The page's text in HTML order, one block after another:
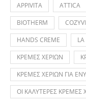
APPIVITA ATTICA
BIOTHERM
HANDS CREME
ΚΡΕΜΕΣ ΧΕΡΙΩΝ
ΚΡΕΜΕΣ ΧΕΡΙΩΝ ΓΙΑ
ΟΙ ΚΑΛΥΤΕΡΕΣ ΚΡΕΜΕΣ